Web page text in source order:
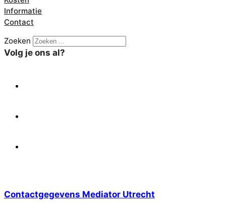
Informatie
Contact
Zoeken
Volg je ons al?
Contactgegevens Mediator Utrecht